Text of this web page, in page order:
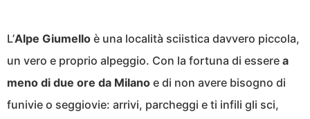
L’Alpe Giumello è una località sciistica davvero piccola,
un vero e proprio alpeggio. Con la fortuna di essere a
meno di due ore da Milano e di non avere bisogno di
funivie o seggiovie: arrivi, parcheggi e ti infili gli sci,